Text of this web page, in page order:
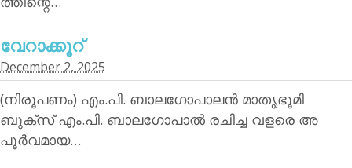
വേറാക്കൂറ്
December 2, 2025
(നിരൂപണം) എം.പി. ബാലഗോപാലന്‍ മാതൃഭൂമി
ബുക്‌സ് എം.പി. ബാലഗോപാല്‍ രചിച്ച വളരെ അ
പൂര്‍വമായ…